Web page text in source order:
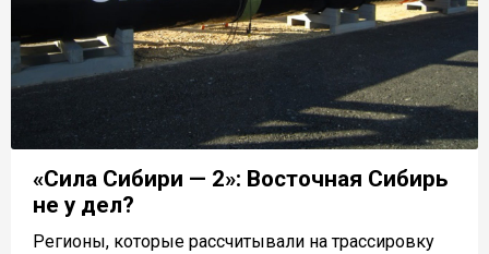
«Сила Сибири — 2»: Восточная Сибирь
не у дел?
Регионы, которые рассчитывали на трассировку